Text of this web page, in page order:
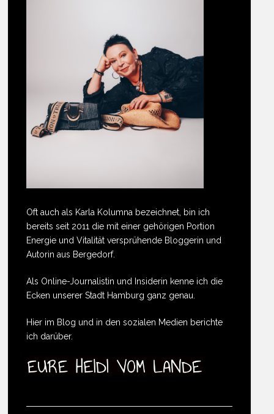
Oft auch als Karla Kolumna bezeichnet, bin ich
bereits seit 2011 die mit einer gehörigen Portion
Energie und Vitalität versprühende Bloggerin und
Autorin aus Bergedorf.
Als Online-Journalistin und Insiderin kenne ich die
Ecken unserer Stadt Hamburg ganz genau.
Hier im Blog und in den sozialen Medien berichte
ich darüber.